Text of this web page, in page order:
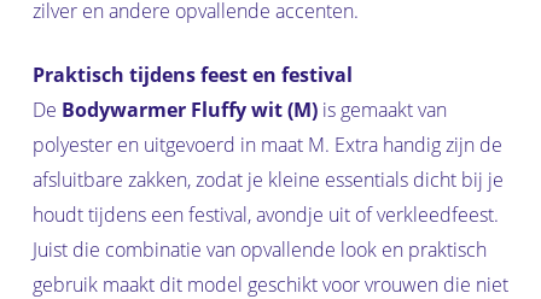
zilver en andere opvallende accenten.
Praktisch tijdens feest en festival
De Bodywarmer Fluffy wit (M)is gemaakt van
polyester en uitgevoerd in maat M. Extra handig zijn de
afsluitbare zakken, zodat je kleine essentials dicht bij je
houdt tijdens een festival, avondje uit of verkleedfeest.
Juist die combinatie van opvallende look en praktisch
gebruik maakt dit model geschikt voor vrouwen die niet